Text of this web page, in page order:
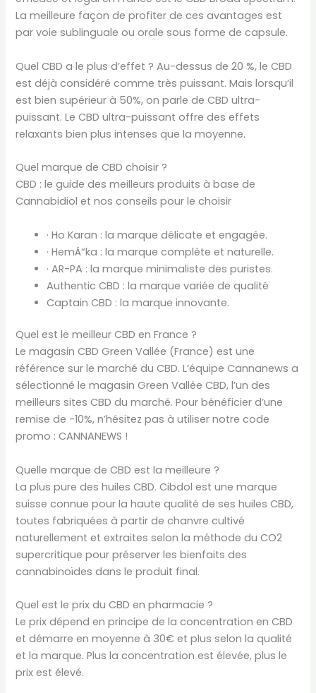
La meilleure façon de profiter de ces avantages est
par voie sublinguale ou orale sous forme de capsule.
Quel CBD a le plus d’effet ? Au-dessus de 20 %, le CBD
est déjà considéré comme très puissant. Mais lorsqu’il
est bien supérieur à 50%, on parle de CBD ultra-
puissant. Le CBD ultra-puissant offre des effets
relaxants bien plus intenses que la moyenne.
Quel marque de CBD choisir ?
CBD : le guide des meilleurs produits à base de
Cannabidiol et nos conseils pour le choisir
· Ho Karan : la marque délicate et engagée.
· HemÄ“ka : la marque complète et naturelle.
· AR-PA : la marque minimaliste des puristes.
Authentic CBD : la marque variée de qualité
Captain CBD : la marque innovante.
Quel est le meilleur CBD en France ?
Le magasin CBD Green Vallée (France) est une
référence sur le marché du CBD. L’équipe Cannanews a
sélectionné le magasin Green Vallée CBD, l’un des
meilleurs sites CBD du marché. Pour bénéficier d’une
remise de -10%, n’hésitez pas à utiliser notre code
promo : CANNANEWS !
Quelle marque de CBD est la meilleure ?
La plus pure des huiles CBD. Cibdol est une marque
suisse connue pour la haute qualité de ses huiles CBD,
toutes fabriquées à partir de chanvre cultivé
naturellement et extraites selon la méthode du CO2
supercritique pour préserver les bienfaits des
cannabinoïdes dans le produit final.
Quel est le prix du CBD en pharmacie ?
Le prix dépend en principe de la concentration en CBD
et démarre en moyenne à 30€ et plus selon la qualité
et la marque. Plus la concentration est élevée, plus le
prix est élevé.